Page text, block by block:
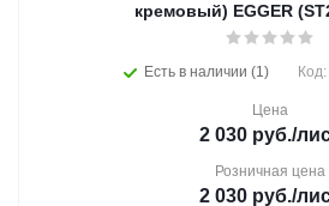
кремовый) EGGER
Есть в наличии (1)
Цена
2 030 руб./
Розничная цена
2 030 руб./